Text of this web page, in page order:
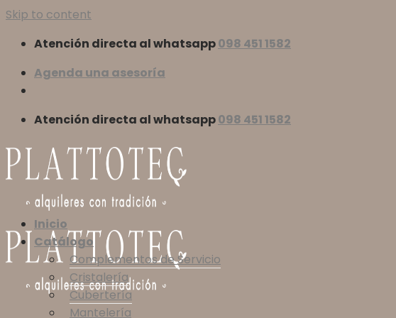
Skip to content
Atención directa al whatsapp098 451 1582
Agenda una asesoría
Atención directa al whatsapp098 451 1582
Inicio
Catálogo
Complementos de Servicio
Cristalería
Cubertería
Mantelería